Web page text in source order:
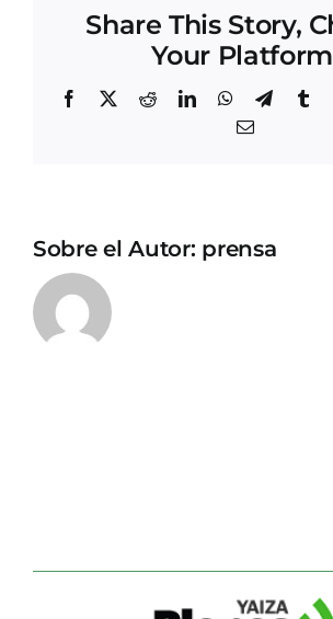
Share This Story,
Your
Facebook
X RedditLinkedInWhatsApp
Telegram
Correo
Sobre el Autor: prensa